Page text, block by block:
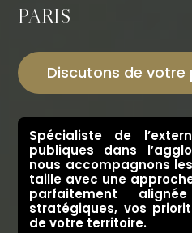
PARIS
Discutons de votre
Spécialiste de
publiques dans
nous accompagnons
taille avec une
parfaitement
stratégiques, vos
de votre territoire.